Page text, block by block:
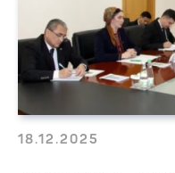
18.12.2025